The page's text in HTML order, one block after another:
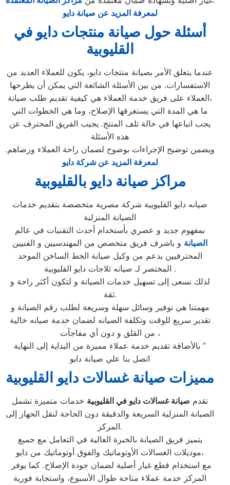
لمعرفة المزيد عن صيانة دايو
أسئلة حول صيانة منتجات دايو في
القليوبية
عندما يتعلق الأمر بصيانة منتجات دايو، يكون للعملاء العديد من
الاستفسارات. من بين الأسئلة الشائعة التي يمكن أن يطرحها
العملاء على فريق خدمة العملاء هي كيفية تقديم طلب صيانة،
ما هي المدة التي يستغرقها الإصلاح، وما هي الخطوات التي
يجب اتباعها في حالة تلف المنتج. يجيب الفريق المحترف عن
هذه الأسئلة
ويضمن توضيح الإجراءات بوضوح لضمان راحة العملاء ورضاهم.
لمعرفة المزيد عن شركة دايو
مراكز صيانة دايو بالقليوبية
صيانه دايو القليوبية شركة مصرية متخصصة بتقديم خدمات
الصيانة المنزلية
بمفهوم جديد و عصري بأستخدام أحدث التقنيات في عالم
الصيانة و باشرف فريق متخصص من المهندسيين و الفنيين
المحترفيين بدعم من وكيل صيانة الخط الساخن الموحد
المختصر لـ صيانه ثلاجات دايو القليوبية .
لذلك نسعى إلى تسهيل خدمات الصيانة و لتكون أكثر راحة و
ثقة.
مهمتنا هي توفير وسائل سهلة وسريعة لطلب رقم الصيانة و
تقدير سريع للوقت وتكلفة الصيانه لضمان خدمة صيانه خالية
من القلق و دون أي مفاجآت ،
بالأضافة تقديم خدمة عملاء مميزة من البداية إلى النهاية ”
اتصل بنا علي صيانة دايو
مميزات صيانة غسالات دايو القليوبية
تقدم صيانة غسالات دايو في القليوبية خدمات متميزة تشمل
الصيانة المنزلية السريعة والدقيقة دون الحاجة لنقل الجهاز إلى
المركز.
يتميز فريق الصيانة بالخبرة العالية في التعامل مع جميع
موديلات الغسالات الأوتوماتيك والفوق أوتوماتيك من دايو،
المركز خدمة عملاء متاحة طوال الأسبوع، واستجابة فورية